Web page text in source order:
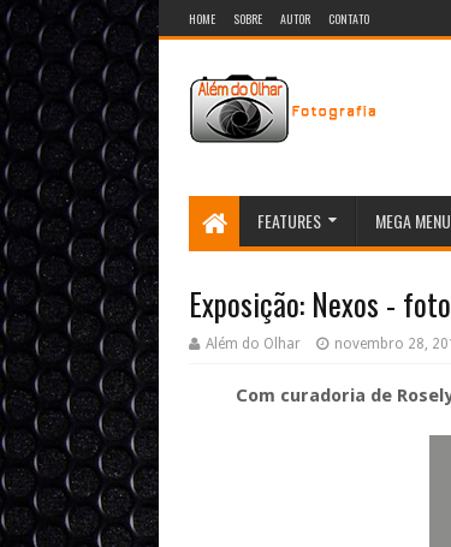
HOME SOBRE AUTOR CONTATO
FEATURES MEGA MENU
Exposição: Nexos -
Além do Olhar novembro 28,
Com curadoria de